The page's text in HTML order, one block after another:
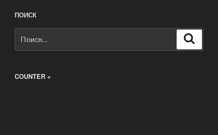
ПОИСК
COUNTER +